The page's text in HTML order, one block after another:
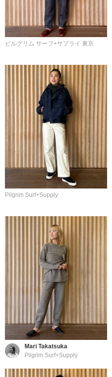
ピルグリム サーフ+サプライ 東京
Pilgrim Surf+Supply
Mari Takatsuka
Pilgrim Surf+Supply